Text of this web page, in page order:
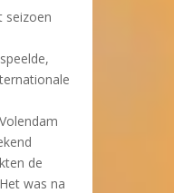
seizoen
de
was na